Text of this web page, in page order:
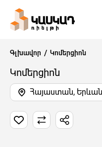
Գլխավոր Կոմերցիոն
Կոմերցիոն
Հայաստան,